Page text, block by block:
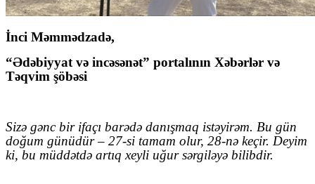
İnci Məmmədzadə,
“Ədəbiyyat və incəsənət” portalının Xəbərlər və
Təqvim şöbəsi
Sizə gənc bir ifaçı barədə danışmaq istəyirəm. Bu gün
doğum günüdür – 27-si tamam olur, 28-nə keçir. Deyim
ki, bu müddətdə artıq xeyli uğur sərgiləyə bilibdir.